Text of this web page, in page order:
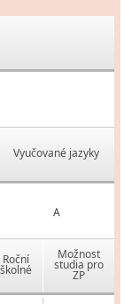
Vyučované jazyky
A
Roční
školné
Možnost
studia pro
ZP